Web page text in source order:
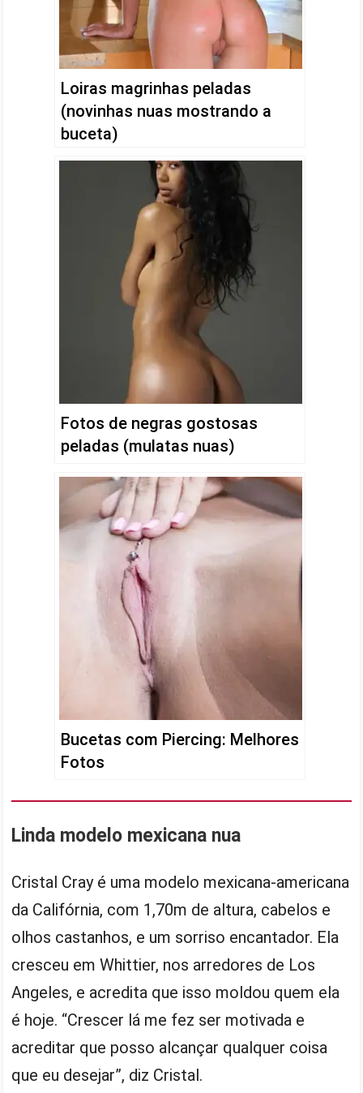
Loiras magrinhas peladas
(novinhas nuas mostrando a
buceta)
Fotos de negras gostosas
peladas (mulatas nuas)
Bucetas com Piercing: Melhores
Fotos
Linda modelo mexicana nua
Cristal Cray é uma modelo mexicana-americana
da Califórnia, com 1,70m de altura, cabelos e
olhos castanhos, e um sorriso encantador. Ela
cresceu em Whittier, nos arredores de Los
Angeles, e acredita que isso moldou quem ela
é hoje. “Crescer lá me fez ser motivada e
acreditar que posso alcançar qualquer coisa
que eu desejar”, diz Cristal.